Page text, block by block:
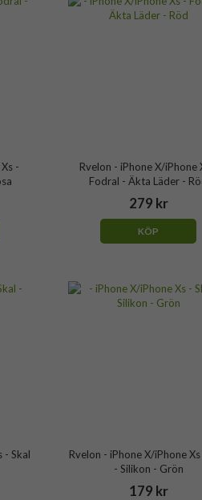
-
Rvelon - iPhone X/iPhone
Fodral - Äkta Läder -
279 kr
KÖP
- Skal
Rvelon - iPhone X/iPhone Xs
- Silikon - Grön
179 kr